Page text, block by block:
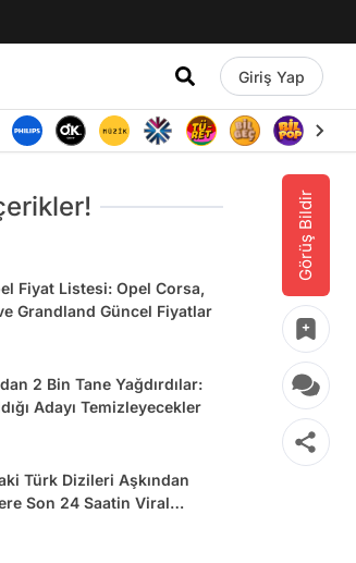
Giriş Yap
Görüş Bildir
Fiyat Listesi: Opel Corsa,
Grandland Güncel Fiyatlar
2 Bin Tane Yağdırdılar:
Adayı Temizleyecekler
Türk Dizileri Aşkından
Son 24 Saatin Viral